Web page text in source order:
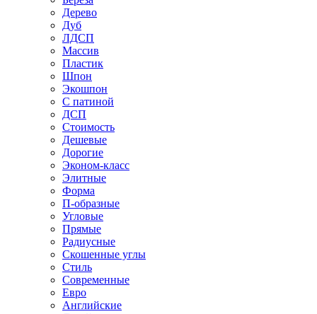
Дерево
Дуб
ЛДСП
Массив
Пластик
Шпон
Экошпон
С патиной
ДСП
Стоимость
Дешевые
Дорогие
Эконом-класс
Элитные
Форма
П-образные
Угловые
Прямые
Радиусные
Скошенные углы
Стиль
Современные
Евро
Английские